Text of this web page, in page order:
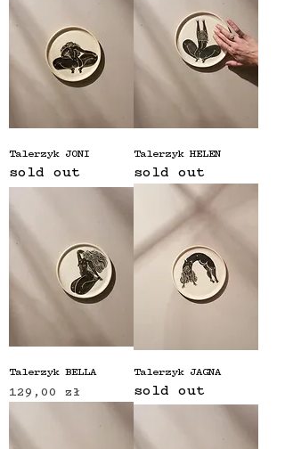
Talerzyk JONI
sold out
Talerzyk HELEN
sold out
Talerzyk BELLA
Cena
129,00 zł
Talerzyk JAGNA
sold out